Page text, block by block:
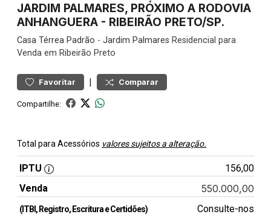
JARDIM PALMARES, PRÓXIMO A RODOVIA
ANHANGUERA - RIBEIRÃO PRETO/SP.
Casa Térrea Padrão - Jardim Palmares Residencial para
Venda em Ribeirão Preto
Favoritar | Comparar
Compartilhe:
Total para Acessórios valores sujeitos a alteração.
IPTU
156,00
Venda
550.000,00
(ITBI, Registro, Escritura e Certidões) Consulte-nos